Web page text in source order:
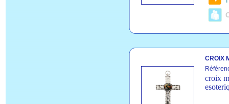
CROIX
croix